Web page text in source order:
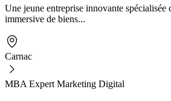
Une jeune entreprise innovante spécialisée
immersive de biens...
Carnac
MBA Expert Marketing Digital